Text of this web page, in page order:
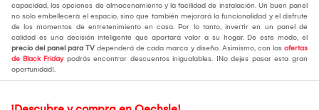
capacidad, las opciones de almacenamiento y la facilidad de instalación. Un buen panel
no solo embellecerá el espacio, sino que también mejorará la funcionalidad y el disfrute
de los momentos de entretenimiento en casa. Por lo tanto, invertir en un panel de
calidad es una decisión inteligente que aportará valor a su hogar. De este modo, el
precio del panel para TV dependerá de cada marca y diseño. Asimismo, con las ofertas
de Black Fridaypodrás encontrar descuentos inigualables. ¡No dejes pasar esta gran
oportunidad!.